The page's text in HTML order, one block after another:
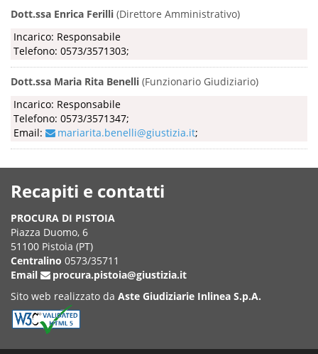
Dott.ssa Enrica Ferilli (Direttore Amministrativo)
Incarico: Responsabile
Telefono: 0573/3571303;
Dott.ssa Maria Rita Benelli (Funzionario Giudiziario)
Incarico: Responsabile
Telefono: 0573/3571347;
Email:
mariarita.benelli@giustizia.it;
Recapiti e contatti
PROCURA DI PISTOIA
Piazza Duomo, 6
51100 Pistoia (PT)
Centralino 0573/35711
Email
procura.pistoia@giustizia.it
Sito web realizzato da Aste Giudiziarie Inlinea S.p.A.